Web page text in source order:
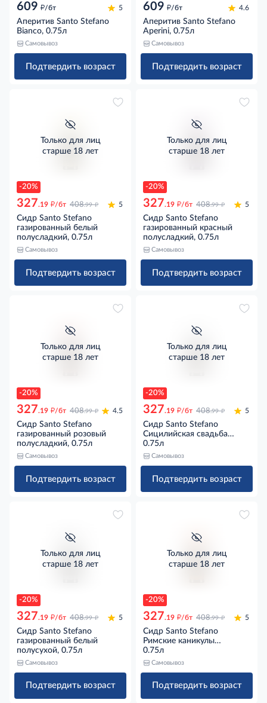
609 д/бт 5
Аперитив Santo Stefano
Bianco, 0.75л
Самовывоз
Подтвердить возраст
609 д/бт 4.6
Аперитив Santo Stefano
Aperini, 0.75л
Самовывоз
Подтвердить возраст
-20%
Только для лиц
старше 18 лет
327.19 д/бт 408.99 д 5
Сидр Santo Stefano
газированный белый
полусладкий, 0.75л
Самовывоз
Подтвердить возраст
-20%
Только для лиц
старше 18 лет
327.19 д/бт 408.99 д 5
Сидр Santo Stefano
газированный красный
полусладкий, 0.75л
Самовывоз
Подтвердить возраст
-20%
Только для лиц
старше 18 лет
327.19 д/бт 408.99 д 4.5
Сидр Santo Stefano
газированный розовый
полусладкий, 0.75л
Самовывоз
Подтвердить возраст
-20%
Только для лиц
старше 18 лет
327.19 д/бт 408.99 д 5
Сидр Santo Stefano
Сицилийская свадьба
газированный белый
полусладкий, 0.75л
0.75л
Самовывоз
Подтвердить возраст
-20%
Только для лиц
старше 18 лет
327.19 д/бт 408.99 д 5
Сидр Santo Stefano
газированный белый
полусухой, 0.75л
Самовывоз
Подтвердить возраст
-20%
Только для лиц
старше 18 лет
327.19 д/бт 408.99 д 5
Сидр Santo Stefano
Римские каникулы
газированный белое
полусладкое, 0.75л
0.75л
Самовывоз
Подтвердить возраст